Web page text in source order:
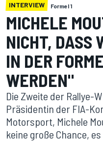
INTERVIEW Formel 1
MICHELE
NICHT, DASS
IN DER
WERDEN"
Die Zweite der Rallye-
Präsidentin der FIA-
Motorsport, Michele
keine große Chance,